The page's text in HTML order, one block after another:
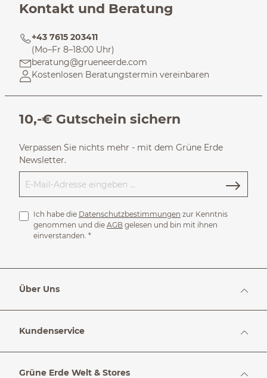
Kontakt und Beratung
+43 7615 203411
(Mo–Fr 8–18:00 Uhr)
beratung@grueneerde.com
Kostenlosen Beratungstermin vereinbaren
10,-€ Gutschein sichern
Verpassen Sie nichts mehr - mit dem Grüne Erde
Newsletter.
Ich habe die Datenschutzbestimmungen zur Kenntnis
genommen und die AGB gelesen und bin mit ihnen
einverstanden. *
Über Uns
Kundenservice
Grüne Erde Welt & Stores